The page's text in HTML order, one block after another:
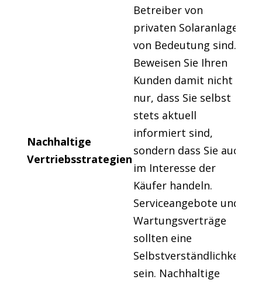
Nachhaltige
Vertriebsstrategien
Betreiber von
privaten Solaranlagen
von Bedeutung sind.
Beweisen Sie Ihren
Kunden damit nicht
nur, dass Sie selbst
stets aktuell
informiert sind,
sondern dass Sie auch
im Interesse der
Käufer handeln.
Serviceangebote und
Wartungsverträge
sollten eine
Selbstverständlichkeit
sein. Nachhaltige